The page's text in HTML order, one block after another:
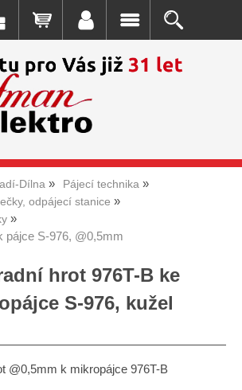
Dílna
Pájecí technika
odpájecí stanice
pájce S-976, @0,5mm
hrot 976T-B ke
S-976, kužel
@0,5mm k mikropájce 976T-B